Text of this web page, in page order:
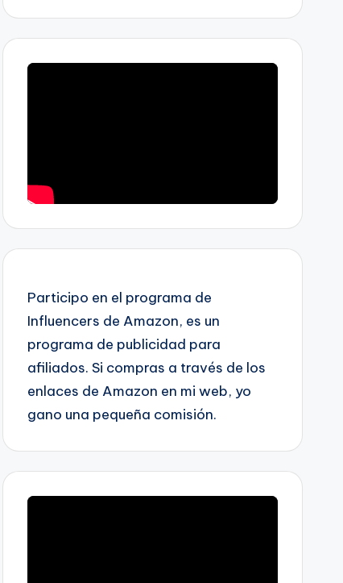
Participo en el programa de
Influencers de Amazon, es un
programa de publicidad para
afiliados. Si compras a través de los
enlaces de Amazon en mi web, yo
gano una pequeña comisión.